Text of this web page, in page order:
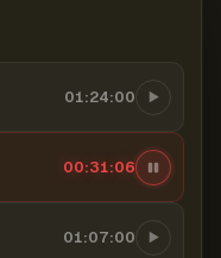
01:24:00
00:31:07
01:07:00